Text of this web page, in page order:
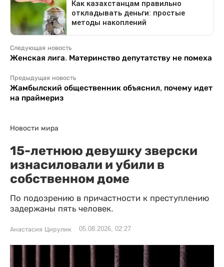
Следующая новость
Женская лига. Материнство депутатству не помеха
Предыдущая новость
Жамбылский общественник объяснил, почему идет
на праймериз
Новости мира
15-летнюю девушку зверски
изнасиловали и убили в
собственном доме
По подозрению в причастности к преступлению
задержаны пять человек.
Анастасия Цирулик 05.08.2026, 02:27